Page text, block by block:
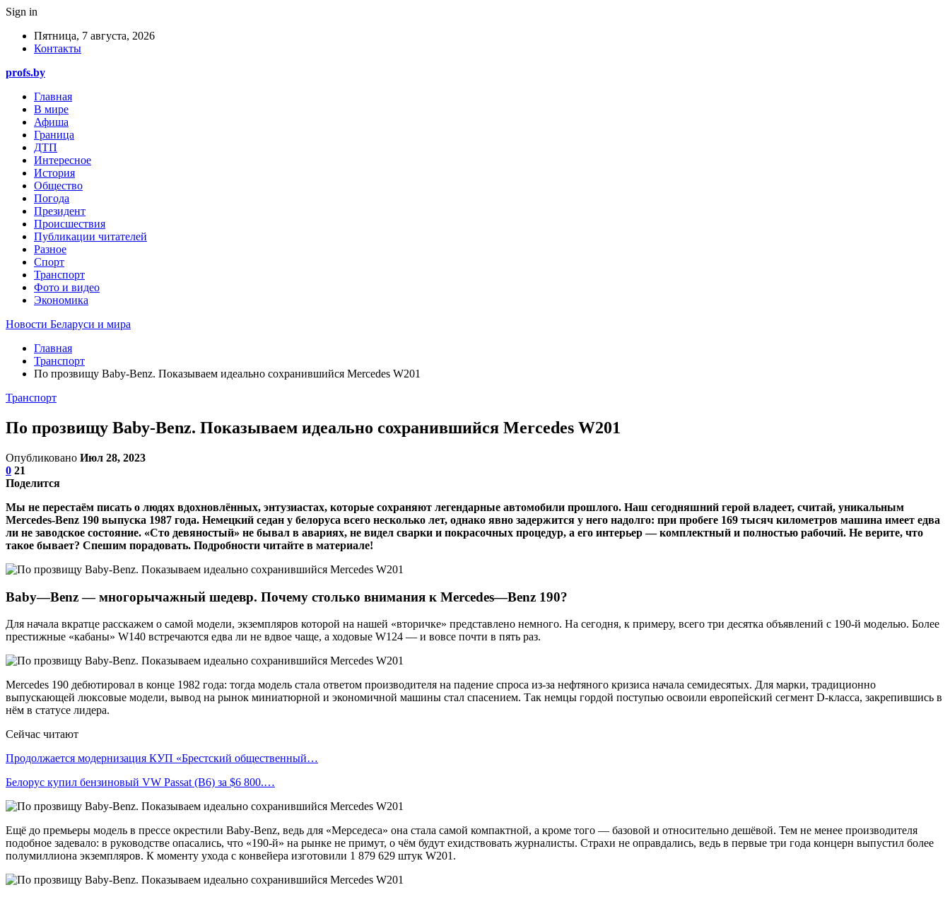
Sign in
Пятница, 7 августа, 2026
Контакты
profs.by
Главная
В мире
Афиша
Граница
ДТП
Интересное
История
Общество
Погода
Президент
Происшествия
Публикации читателей
Разное
Спорт
Транспорт
Фото и видео
Экономика
Новости Беларуси и мира
Главная
Транспорт
По прозвищу Baby-Benz. Показываем идеально сохранившийся Mercedes W201
Транспорт
По прозвищу Baby-Benz. Показываем идеально сохранившийся Mercedes W201
Опубликовано Июл 28, 2023
0 21
Поделится
Мы не перестаём писать о людях вдохновлённых, энтузиастах, которые сохраняют легендарные автомобили прошлого. Наш сегодняшний герой владеет, считай, уникальным
Mercedes-Benz 190 выпуска 1987 года. Немецкий седан у белоруса всего несколько лет, однако явно задержится у него надолго: при пробеге 169 тысяч километров машина имеет едва
ли не заводское состояние. «Сто девяностый» не бывал в авариях, не видел сварки и покрасочных процедур, а его интерьер — комплектный и полностью рабочий. Не верите, что
такое бывает? Спешим порадовать. Подробности читайте в материале!
Baby—Benz — многорычажный шедевр. Почему столько внимания к Mercedes—Benz 190?
Для начала вкратце расскажем о самой модели, экземпляров которой на нашей «вторичке» представлено немного. На сегодня, к примеру, всего три десятка объявлений с 190-й моделью. Более
престижные «кабаны» W140 встречаются едва ли не вдвое чаще, а ходовые W124 — и вовсе почти в пять раз.
Mercedes 190 дебютировал в конце 1982 года: тогда модель стала ответом производителя на падение спроса из-за нефтяного кризиса начала семидесятых. Для марки, традиционно
выпускающей люксовые модели, вывод на рынок миниатюрной и экономичной машины стал спасением. Так немцы гордой поступью освоили европейский сегмент D-класса, закрепившись в
нём в статусе лидера.
Сейчас читают
Продолжается модернизация КУП «Брестский общественный…
Белорус купил бензиновый VW Passat (B6) за $6 800.…
Ещё до премьеры модель в прессе окрестили Baby-Benz, ведь для «Мерседеса» она стала самой компактной, а кроме того — базовой и относительно дешёвой. Тем не менее производителя
подобное задевало: в руководстве опасались, что «190-й» на рынке не примут, о чём будут ехидствовать журналисты. Страхи не оправдались, ведь в первые три года концерн выпустил более
полумиллиона экземпляров. К моменту ухода с конвейера изготовили 1 879 629 штук W201.